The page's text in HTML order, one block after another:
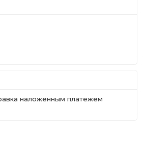
наложенным платежем